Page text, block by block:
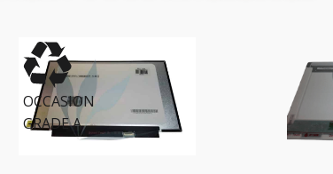
OCCASION
GRADE A